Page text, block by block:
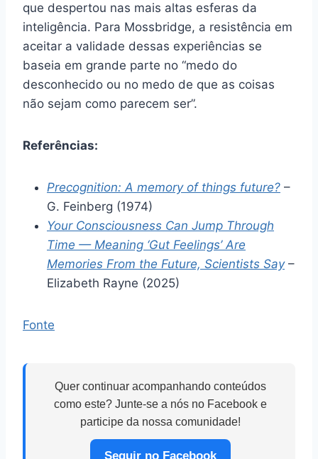
que despertou nas mais altas esferas da
inteligência. Para Mossbridge, a resistência em
aceitar a validade dessas experiências se
baseia em grande parte no “medo do
desconhecido ou no medo de que as coisas
não sejam como parecem ser”.
Referências:
Precognition: A memory of things future? –
G. Feinberg (1974)
Your Consciousness Can Jump Through
Time — Meaning ‘Gut Feelings’ Are
Memories From the Future, Scientists Say–
Elizabeth Rayne (2025)
Fonte
Quer continuar acompanhando conteúdos
como este? Junte-se a nós no Facebook e
participe da nossa comunidade!
Seguir no Facebook